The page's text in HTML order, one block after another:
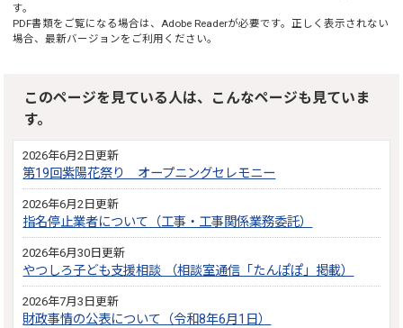
す。
PDF書類をご覧になる場合は、Adobe Readerが必要です。正しく表示されない
場合、最新バージョンをご利用ください。
このページを見ている人は、こんなページも見ていま
す。
2026年6月2日更新
第19回紫陽花祭り オープニングセレモニー
2026年6月2日更新
指名停止業者について（工事・工事関係業務委託）
2026年6月30日更新
やつしろ子ども支援相談 （相談室通信「たんぽぽ」掲載）
2026年7月3日更新
財政事情の公表について（令和8年6月1日）